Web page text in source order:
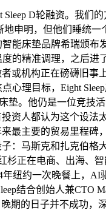
D轮融资。我们
申明，但他们睡统一
能床垫品牌希瑞颁布
的精准调理，之后进
或机构正在磅礴旧事
理目标，Eight
垫。他仍是一位竞
资人都认为这个设法
最主要的贸易里程碑
：马斯克和扎克伯
正在电商、出海、
年纽约一次晚餐上，
结合创始人兼CTO
期的日子并不成功，